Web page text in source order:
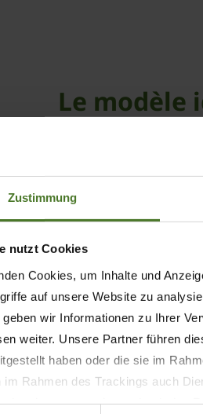
Zustimmung
nutzt Cookies
Cookies, um Inhalte und
auf unsere Website zu
wir Informationen zu Ihrer
weiter. Unsere Partner führen
haben oder die sie im
im Rahmen des Trackings auch
ein, wodurch das
Le modèle
1,38
4
5
4,20